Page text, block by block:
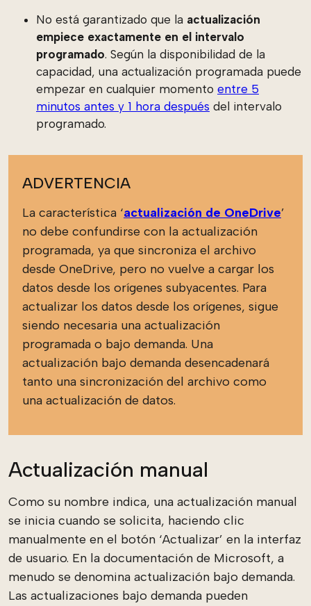
No está garantizado que la actualización
empiece exactamente en el intervalo
programado. Según la disponibilidad de la
capacidad, una actualización programada puede
empezar en cualquier momento entre 5
minutos antes y 1 hora después del intervalo
programado.
ADVERTENCIA
La característica ‘actualización de OneDrive’
no debe confundirse con la actualización
programada, ya que sincroniza el archivo
desde OneDrive, pero no vuelve a cargar los
datos desde los orígenes subyacentes. Para
actualizar los datos desde los orígenes, sigue
siendo necesaria una actualización
programada o bajo demanda. Una
actualización bajo demanda desencadenará
tanto una sincronización del archivo como
una actualización de datos.
Actualización manual
Como su nombre indica, una actualización manual
se inicia cuando se solicita, haciendo clic
manualmente en el botón ‘Actualizar’ en la interfaz
de usuario. En la documentación de Microsoft, a
menudo se denomina actualización bajo demanda.
Las actualizaciones bajo demanda pueden